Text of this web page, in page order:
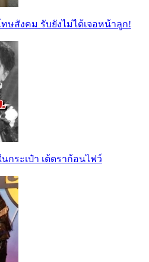
ษสังคม รับยังไม่ได้เจอหน้าลูก!
กระเป๋า เต้ดราก้อนไฟว์